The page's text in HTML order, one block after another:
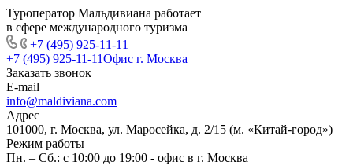
Туроператор Мальдивиана работает
в сфере международного туризма
+7 (495) 925-11-11
+7 (495) 925-11-11Офис г. Москва
Заказать звонок
E-mail
info@maldiviana.com
Адрес
101000, г. Москва, ул. Маросейка, д. 2/15 (м. «Китай-город»)
Режим работы
Пн. – Сб.: с 10:00 до 19:00 - офис в г. Москва